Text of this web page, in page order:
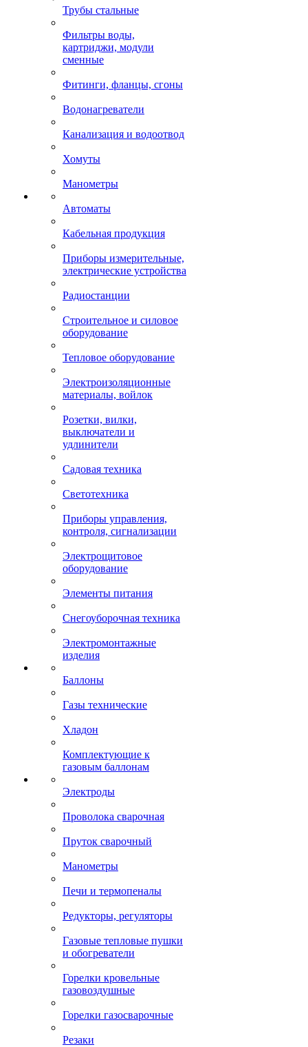
Трубы стальные
Фильтры воды,
картриджи, модули
сменные
Фитинги, фланцы, сгоны
Водонагреватели
Канализация и водоотвод
Хомуты
Манометры
Автоматы
Кабельная продукция
Приборы измерительные,
электрические устройства
Радиостанции
Строительное и силовое
оборудование
Тепловое оборудование
Электроизоляционные
материалы, войлок
Розетки, вилки,
выключатели и
удлинители
Садовая техника
Светотехника
Приборы управления,
контроля, сигнализации
Электрощитовое
оборудование
Элементы питания
Снегоуборочная техника
Электромонтажные
изделия
Баллоны
Газы технические
Хладон
Комплектующие к
газовым баллонам
Электроды
Проволока сварочная
Пруток сварочный
Манометры
Печи и термопеналы
Редукторы, регуляторы
Газовые тепловые пушки
и обогреватели
Горелки кровельные
газовоздушные
Горелки газосварочные
Резаки